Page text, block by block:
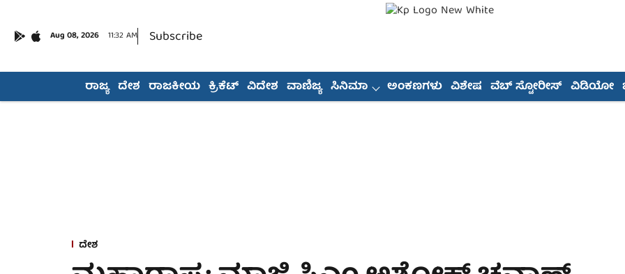
Aug 08, 2026 11:32 AM Subscribe
ರಾಜ್ಯ ದೇಶ ರಾಜಕೀಯ ಕ್ರಿಕೆಟ್ ವಿದೇಶ ವಾಣಿಜ್ಯ ಸಿನಿಮಾ ಅಂಕಣಗಳು ವಿಶೇಷ ವೆಬ್ ಸ್ಟೋರೀಸ್ ವಿಡಿಯೋ
ದೇಶ